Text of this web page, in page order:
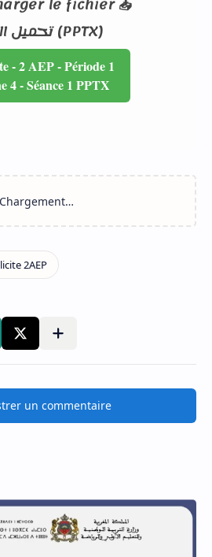
تحميل الملف (PPTX)
- 2 AEP - Période 1
4 - Séance 1 PPTX
un commentaire